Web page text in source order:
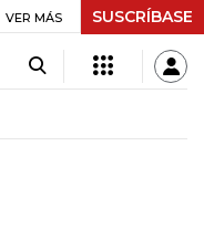
UVR $ 416,86 +$ 0,05 +0,01%
VER MÁS SUSCRÍBASE